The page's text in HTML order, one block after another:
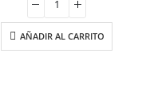
era:
19.35 €.16.45 €.
AÑADIR AL CARRITO